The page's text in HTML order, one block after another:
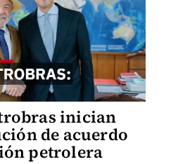
inician
de acuerdo
petrolera